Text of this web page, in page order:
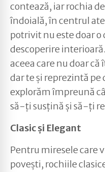
contează, iar rochia
îndoială, în centrul
potrivit nu este doar o
descoperire
aceea care nu doar
dar te și reprezintă pe
explorăm împreună
să-ți susțină și să-ți
Clasic și Elegant
Pentru miresele care
povești, rochiile